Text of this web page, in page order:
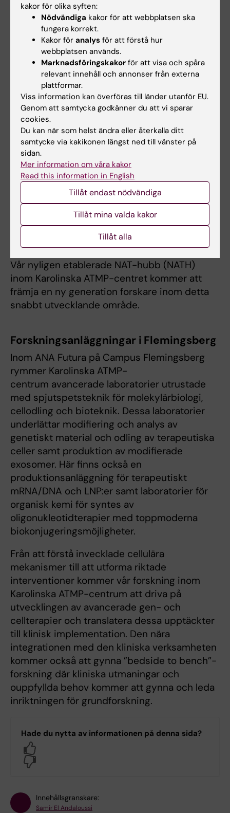
Utveckling av nukleinsyrabaserade
läkemedel
Nukleinsyrabaserade läkemedel (NAT)
definieras traditionellt inte som ATMP-
produkter i sig. Oligonukleotid- och siRNA-
baserade läkemedel kan utformas för att
behandla praktiskt taget alla
sjukdomsrelevanta gener, antingen på RNA-
eller DNA-nivå. Oligonukleotidterapier har
nyligen visat sig vara en lovande medicin och
flera behandlingar av ett brett spektrum av
genetiska sjukdomar har godkänts av FDA
(U.S. Food and Drug Administration) och EMA
(European Medicines Agency). En central
forskningsdisciplin inom utvecklingen av
oligonukleotidterapier är nukleinsyrakemi och
konjugering till olika molekyler såsom olika
peptider, lipofila molekyler och antikroppar.
Vår nyligen etablerade NAT-hubb (NATH)
inom Karolinska ATMP-centret kommer att
främja en ny generation forskare inom detta
snabbt utvecklande område.
Forskningsanläggningar i Flemingsberg
Inom ANA Futura på Campus Flemingsberg
rymmer Karolinska ATMP-
centrum avancerade laboratorier utrustade
med spjutspetsteknik för molekylärbiologi,
cellodling och bioteknik. Dessa laboratorier
underlättar modifiering och analys av
genetiskt material och odling av terapeutiska
celler samt produktion av modifierade
exosomer. Här finns också en
produktionsanläggning för terapeutiskt
mRNA/DNA och LNP:er samt laboratorier för
organisk kemi för syntes av
oligonukleotidterapier med toppmoderna
biokonjugeringsmöjligheter.
Från att förstå invecklade cellulära
mekanismer till att utforma riktade
interventioner kommer vår forskning inom
Karolinska ATMP-centrum att driva på
utvecklingen av avancerade gen- och
cellterapier och translatera dessa upptäckter
till klinisk implementation. Den nära
integrationen med den kliniska verksamheten
kommer också att gynna ”bedside to bench”-
forskning där kliniska utmaningar och
ouppfyllda behov kommer att gynna och leda
inriktningen för grundforskning.
Hade du nytta av informationen på denna sida?
Innehållsgranskare:
Samir El Andaloussi
kakor för olika syften:
Nödvändiga kakor för att webbplatsen ska
fungera korrekt.
Kakor för analys för att förstå hur
webbplatsen används.
Marknadsföringskakor för att visa och spåra
relevant innehåll och annonser från externa
plattformar.
Viss information kan överföras till länder utanför EU.
Genom att samtycka godkänner du att vi sparar
cookies.
Du kan när som helst ändra eller återkalla ditt
samtycke via kakikonen längst ned till vänster på
sidan.
Mer information om våra kakor
Read this information in English
Tillåt endast nödvändiga
Tillåt mina valda kakor
Tillåt alla